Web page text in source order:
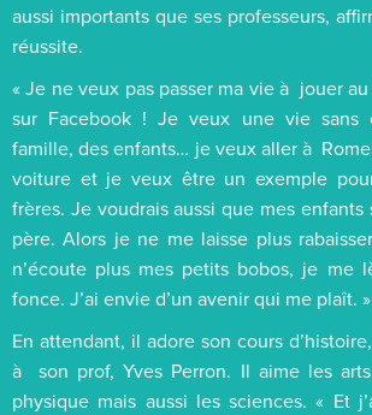
aussi importants que ses professeurs,
réussite.
« Je ne veux pas passer ma vie à jouer
sur Facebook ! Je veux une vie sans
famille, des enfants… je veux aller à
voiture et je veux être un exemple
frères. Je voudrais aussi que mes
père. Alors je ne me laisse plus
n’écoute plus mes petits bobos, je me
fonce. J’ai envie d’un avenir qui me plaît. »
En attendant, il adore son cours
à son prof, Yves Perron. Il aime les
physique mais aussi les sciences. « Et